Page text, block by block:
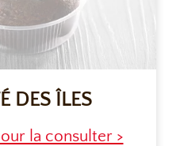
DES ÎLES
la consulter >